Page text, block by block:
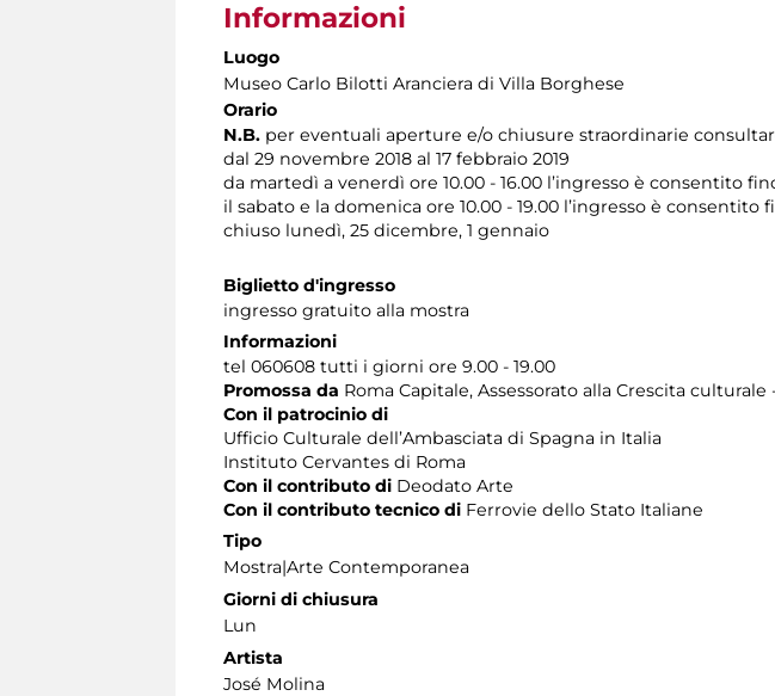
Informazioni
Luogo
Museo Carlo Bilotti Aranciera di Villa Borghese
Orario
N.B. per eventuali aperture e/o chiusure straordinarie
dal 29 novembre 2018 al 17 febbraio 2019
da martedì a venerdì ore 10.00 - 16.00 l’ingresso è consentito
il sabato e la domenica ore 10.00 - 19.00 l’ingresso è consentito
chiuso lunedì, 25 dicembre, 1 gennaio
Biglietto d'ingresso
ingresso gratuito alla mostra
Informazioni
tel 060608 tutti i giorni ore 9.00 - 19.00
Promossa da Roma Capitale, Assessorato alla Crescita
Con il patrocinio di
Ufficio Culturale dell’Ambasciata di Spagna in Italia
Instituto Cervantes di Roma
Con il contributo di Deodato Arte
Con il contributo tecnico di Ferrovie dello Stato Italiane
Tipo
Mostra|Arte Contemporanea
Giorni di chiusura
Lun
Artista
José Molina